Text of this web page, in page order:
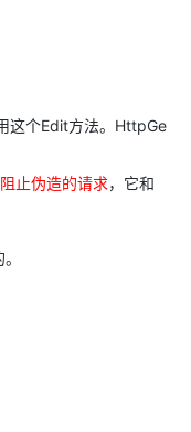
这个Edit方法。HttpGe
阻止伪造的请求，它和